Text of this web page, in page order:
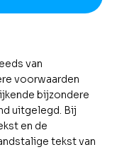
van
voorwaarden
bijzondere
uitgelegd. Bij
en de
tekst van